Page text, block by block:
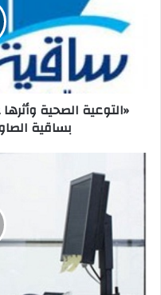
«التوعية الصحية
بساقية